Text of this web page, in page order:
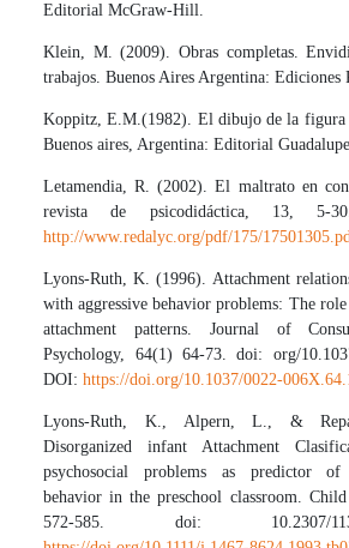
Editorial McGraw-Hill.
Klein, M. (2009). Obras completas.
trabajos. Buenos Aires Argentina: Ediciones
Koppitz, E.M.(1982). El dibujo de la figura
Buenos aires, Argentina: Editorial
Letamendia, R. (2002). El maltrato en
revista de psicodidáctica, 13, 5-
http://www.redalyc.org/pdf/175/
Lyons-Ruth, K. (1996). Attachment
with aggressive behavior problems: The
attachment patterns. Journal of
Psychology, 64(1) 64-73. doi: org/
DOI:https://doi.org/10.1037/0022-
Lyons-Ruth, K., Alpern, L., &
Disorganized infant Attachment
psychosocial problems as predictor of
behavior in the preschool classroom.
572-585. doi: 10.2307/